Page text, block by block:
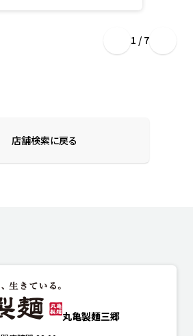
1 / 7
店舗検索に戻る
丸亀製麺三郷